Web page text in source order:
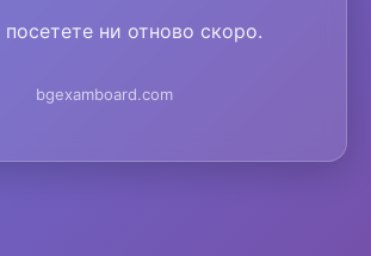
ни отново скоро.
bgexamboard.com